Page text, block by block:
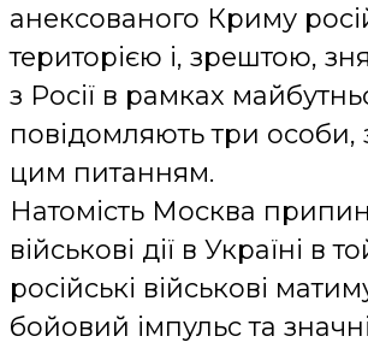
анексованого Криму
територією і, зрештою,
з Росії в рамках
повідомляють три особи,
цим питанням.
Натомість Москва
військові дії в Україні в
російські військові
бойовий імпульс та